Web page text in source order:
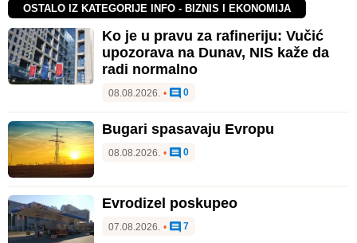
OSTALO IZ KATEGORIJE INFO - BIZNIS I EKONOMIJA
Ko je u pravu za rafineriju: Vučić
upozorava na Dunav, NIS kaže da
radi normalno
08.08.2026. • 0
Bugari spasavaju Evropu
08.08.2026. • 0
Evrodizel poskupeo
07.08.2026. • 7